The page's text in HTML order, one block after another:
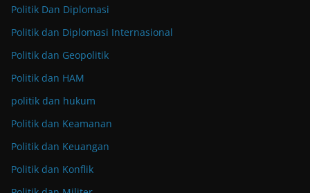
Politik Dan Diplomasi
Politik dan Diplomasi Internasional
Politik dan Geopolitik
Politik dan HAM
politik dan hukum
Politik dan Keamanan
Politik dan Keuangan
Politik dan Konflik